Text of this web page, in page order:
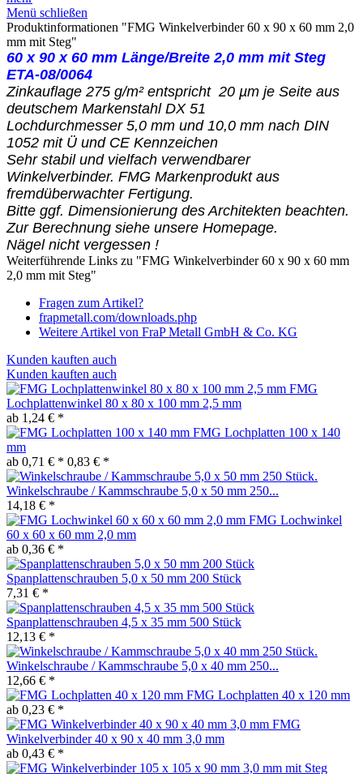
Menü schließen
Produktinformationen "FMG Winkelverbinder 60 x 90 x 60 mm 2,0
mm mit Steg"
60 x 90 x 60 mm Länge/Breite 2,0 mm mit Steg
ETA-08/0064
Zinkauflage 275 g/m² entspricht 20 µm je Seite aus
deutschem Markenstahl DX 51
Lochdurchmesser 5,0 mm und 10,0 mm nach DIN
1052 mit Ü und CE Kennzeichen
Sehr stabil und vielfach verwendbarer
Winkelverbinder. FMG Markenprodukt aus
fremdüberwachter Fertigung.
Bitte ggf. Dimensionierung des Architekten beachten.
Zur Berechnung siehe unsere Homepage.
Nägel nicht vergessen !
Weiterführende Links zu "FMG Winkelverbinder 60 x 90 x 60 mm
2,0 mm mit Steg"
Fragen zum Artikel?
frapmetall.com/downloads.php
Weitere Artikel von FraP Metall GmbH & Co. KG
Kunden kauften auch
Kunden kauften auch
FMG
Lochplattenwinkel 80 x 80 x 100 mm 2,5 mm
ab 1,24 € *
FMG Lochplatten 100 x 140
mm
ab 0,71 € * 0,83 € *
Winkelschraube / Kammschraube 5,0 x 50 mm 250...
14,18 € *
FMG Lochwinkel
60 x 60 x 60 mm 2,0 mm
ab 0,36 € *
Spanplattenschrauben 5,0 x 50 mm 200 Stück
7,31 € *
Spanplattenschrauben 4,5 x 35 mm 500 Stück
12,13 € *
Winkelschraube / Kammschraube 5,0 x 40 mm 250...
12,66 € *
FMG Lochplatten 40 x 120 mm
ab 0,23 € *
FMG
Winkelverbinder 40 x 90 x 40 mm 3,0 mm
ab 0,43 € *